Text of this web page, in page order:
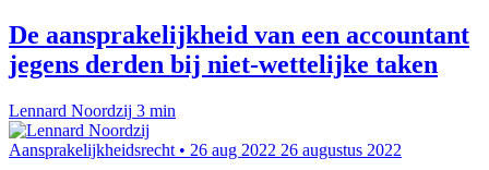
De aansprakelijkheid van een accountant
jegens derden bij niet-wettelijke taken
Lennard Noordzij 3 min
Aansprakelijkheidsrecht • 26 aug 2022 26 augustus 2022